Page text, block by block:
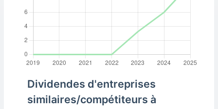
Dividendes d'entreprises
similaires/compétiteurs à